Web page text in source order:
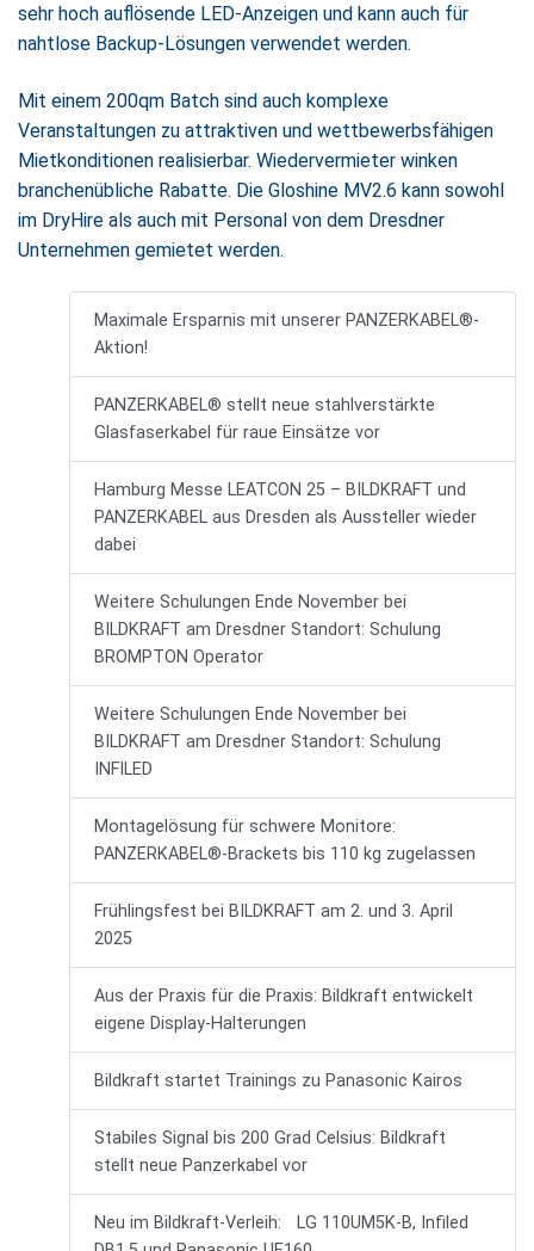
sehr hoch auflösende LED-Anzeigen und kann auch für
nahtlose Backup-Lösungen verwendet werden.
Mit einem 200qm Batch sind auch komplexe
Veranstaltungen zu attraktiven und wettbewerbsfähigen
Mietkonditionen realisierbar. Wiedervermieter winken
branchenübliche Rabatte. Die Gloshine MV2.6 kann sowohl
im DryHire als auch mit Personal von dem Dresdner
Unternehmen gemietet werden.
Maximale Ersparnis mit unserer PANZERKABEL®-
Aktion!
PANZERKABEL® stellt neue stahlverstärkte
Glasfaserkabel für raue Einsätze vor
Hamburg Messe LEATCON 25 – BILDKRAFT und
PANZERKABEL aus Dresden als Aussteller wieder
dabei
Weitere Schulungen Ende November bei
BILDKRAFT am Dresdner Standort: Schulung
BROMPTON Operator
Weitere Schulungen Ende November bei
BILDKRAFT am Dresdner Standort: Schulung
INFILED
Montagelösung für schwere Monitore:
PANZERKABEL®-Brackets bis 110 kg zugelassen
Frühlingsfest bei BILDKRAFT am 2. und 3. April
2025
Aus der Praxis für die Praxis: Bildkraft entwickelt
eigene Display-Halterungen
Bildkraft startet Trainings zu Panasonic Kairos
Stabiles Signal bis 200 Grad Celsius: Bildkraft
stellt neue Panzerkabel vor
Neu im Bildkraft-Verleih: LG 110UM5K-B, Infiled